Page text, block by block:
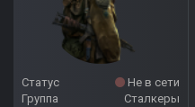
Статус
Не в сети
Группа
Сталкеры